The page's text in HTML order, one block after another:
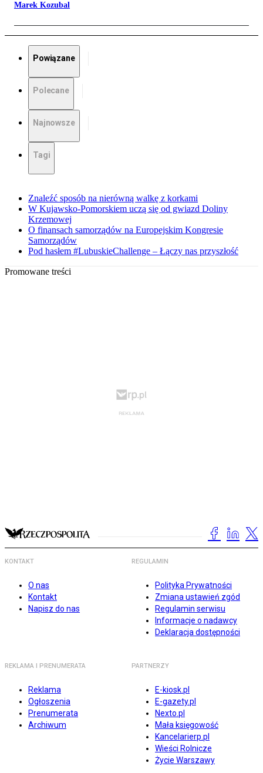
Marek Kozubal
Powiązane
Polecane
Najnowsze
Tagi
Znaleźć sposób na nierówną walkę z korkami
W Kujawsko-Pomorskiem uczą się od gwiazd Doliny
Krzemowej
O finansach samorządów na Europejskim Kongresie
Samorządów
Pod hasłem #LubuskieChallenge – Łączy nas przyszłość
Promowane treści
KONTAKT
O nas
Kontakt
Napisz do nas
REGULAMIN
Polityka Prywatności
Zmiana ustawień zgód
Regulamin serwisu
Informacje o nadawcy
Deklaracja dostępności
REKLAMA I PRENUMERATA
Reklama
Ogłoszenia
Prenumerata
Archiwum
PARTNERZY
E-kiosk.pl
E-gazety.pl
Nexto.pl
Mała księgowość
Kancelarierp.pl
Wieści Rolnicze
Życie Warszawy